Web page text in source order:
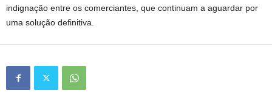
indignação entre os comerciantes, que continuam a aguardar por
uma solução definitiva.